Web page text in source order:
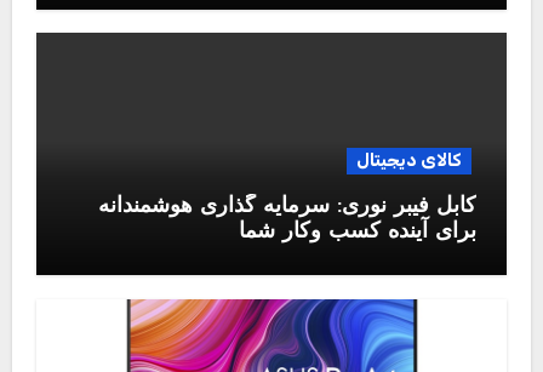
کالای دیجیتال
کابل فیبر نوری: سرمایه گذاری هوشمندانه
برای آینده کسب وکار شما